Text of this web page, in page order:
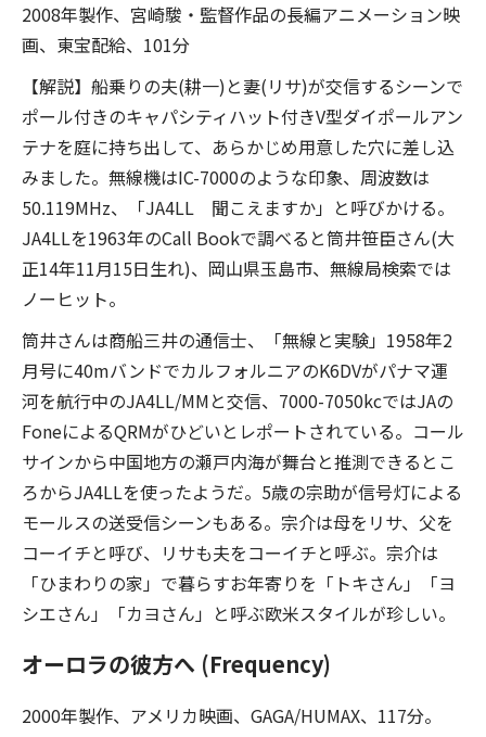
2008年製作、宮崎駿・監督作品の長編アニメーション映
画、東宝配給、101分
【解説】船乗りの夫(耕一)と妻(リサ)が交信するシーンで
ポール付きのキャパシティハット付きV型ダイポールアン
テナを庭に持ち出して、あらかじめ用意した穴に差し込
みました。無線機はIC-7000のような印象、周波数は
50.119MHz、「JA4LL 聞こえますか」と呼びかける。
JA4LLを1963年のCall Bookで調べると筒井笹臣さん(大
正14年11月15日生れ)、岡山県玉島市、無線局検索では
ノーヒット。
筒井さんは商船三井の通信士、「無線と実験」1958年2
月号に40mバンドでカルフォルニアのK6DVがパナマ運
河を航行中のJA4LL/MMと交信、7000-7050kcではJAの
FoneによるQRMがひどいとレポートされている。コール
サインから中国地方の瀬戸内海が舞台と推測できるとこ
ろからJA4LLを使ったようだ。5歳の宗助が信号灯による
モールスの送受信シーンもある。宗介は母をリサ、父を
コーイチと呼び、リサも夫をコーイチと呼ぶ。宗介は
「ひまわりの家」で暮らすお年寄りを「トキさん」「ヨ
シエさん」「カヨさん」と呼ぶ欧米スタイルが珍しい。
オーロラの彼方へ (Frequency)
2000年製作、アメリカ映画、GAGA/HUMAX、117分。